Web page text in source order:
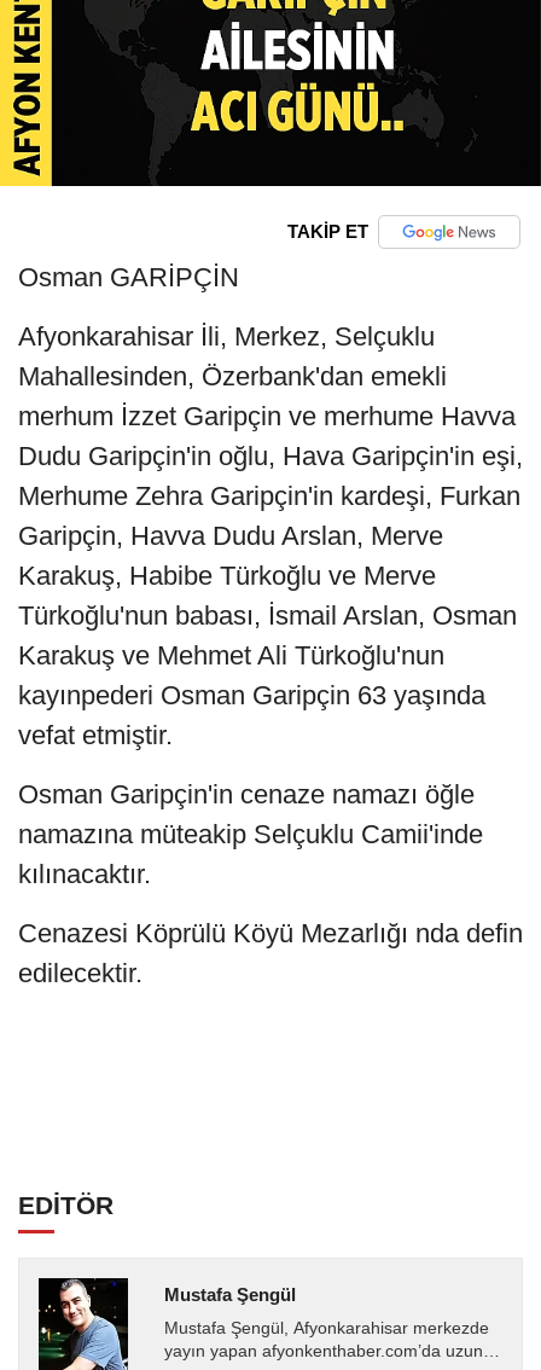
TAKİP ET
Osman GARİPÇİN
Afyonkarahisar İli, Merkez, Selçuklu
Mahallesinden, Özerbank'dan emekli
merhum İzzet Garipçin ve merhume Havva
Dudu Garipçin'in oğlu, Hava Garipçin'in eşi,
Merhume Zehra Garipçin'in kardeşi, Furkan
Garipçin, Havva Dudu Arslan, Merve
Karakuş, Habibe Türkoğlu ve Merve
Türkoğlu'nun babası, İsmail Arslan, Osman
Karakuş ve Mehmet Ali Türkoğlu'nun
kayınpederi Osman Garipçin 63 yaşında
vefat etmiştir.
Osman Garipçin'in cenaze namazı öğle
namazına müteakip Selçuklu Camii'inde
kılınacaktır.
Cenazesi Köprülü Köyü Mezarlığı nda defin
edilecektir.
EDİTÖR
Mustafa Şengül
Mustafa Şengül, Afyonkarahisar merkezde
yayın yapan afyonkenthaber.com’da uzun